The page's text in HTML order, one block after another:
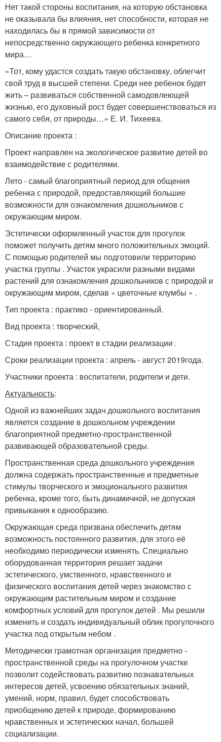
Нет такой стороны воспитания, на которую обстановка
не оказывала бы влияния, нет способности, которая не
находилась бы в прямой зависимости от
непосредственно окружающего ребенка конкретного
мира…
«Тот, кому удастся создать такую обстановку, облегчит
свой труд в высшей степени. Среди нее ребенок будет
жить – развиваться собственной самодовлеющей
жизнью, его духовный рост будет совершенствоваться из
самого себя, от природы…» Е. И. Тихеева.
Описание проекта :
Проект направлен на экологическое развитие детей во
взаимодействие с родителями.
Лето - самый благоприятный период для общения
ребенка с природой, предоставляющий большие
возможности для ознакомления дошкольников с
окружающим миром.
Эстетически оформленный участок для прогулок
поможет получить детям много положительных эмоций.
С помощью родителей мы подготовили территорию
участка группы . Участок украсили разными видами
растений для ознакомления дошкольников с природой и
окружающим миром, сделав « цветочные клумбы » .
Тип проекта : практико - ориентированный.
Вид проекта : творческий,
Стадия проекта : проект в стадии реализации .
Сроки реализации проекта : апрель - август 2019года.
Участники проекта : воспитатели, родители и дети.
Актуальность:
Одной из важнейших задач дошкольного воспитания
является создание в дошкольном учреждении
благоприятной предметно-пространственной
развивающей образовательной среды.
Пространственная среда дошкольного учреждения
должна содержать пространственные и предметные
стимулы творческого и эмоционального развития
ребенка, кроме того, быть динамичной, не допуская
привыкания к однообразию.
Окружающая среда призвана обеспечить детям
возможность постоянного развития, для этого её
необходимо периодически изменять. Специально
оборудованная территория решает задачи
эстетического, умственного, нравственного и
физического воспитания детей через знакомство с
окружающим растительным миром и создание
комфортных условий для прогулок детей . Мы решили
изменить и создать индивидуальный облик прогулочного
участка под открытым небом .
Методически грамотная организация предметно -
пространственной среды на прогулочном участке
позволит содействовать развитию познавательных
интересов детей, усвоению обязательных знаний,
умений, норм, правил, будет способствовать
приобщению детей к природе, формированию
нравственных и эстетических начал, большей
социализации.